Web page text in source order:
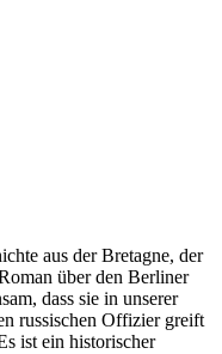
aus der Bretagne, der
über den Berliner
dass sie in unserer
russischen Offizier greift
ist ein historischer